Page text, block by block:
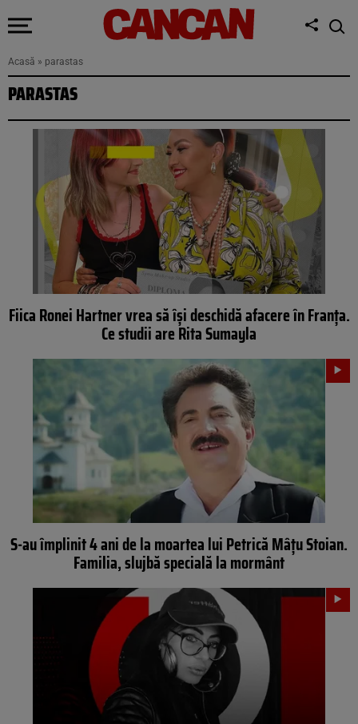
Acasă » parastas
PARASTAS
Fiica Ronei Hartner vrea să își deschidă afacere în Franța.
Ce studii are Rita Sumayla
S-au împlinit 4 ani de la moartea lui Petrică Mâțu Stoian.
Familia, slujbă specială la mormânt